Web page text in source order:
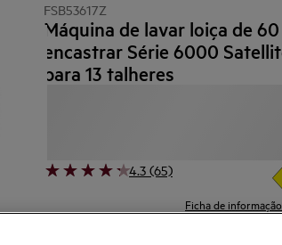
FSB53617Z
Máquina de lavar loiça de
encastrar Série 6000
para 13 talheres
4.3 (65)
Ficha de
Benefícios